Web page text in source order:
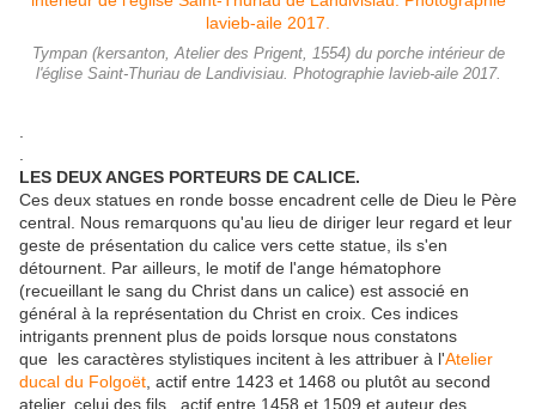
Tympan (kersanton, Atelier des Prigent, 1554) du porche intérieur de
l'église Saint-Thuriau de Landivisiau. Photographie lavieb-aile 2017.
LES DEUX ANGES PORTEURS DE CALICE.
Ces deux statues en ronde bosse encadrent celle de Dieu le Père
central. Nous remarquons qu'au lieu de diriger leur regard et leur
geste de présentation du calice vers cette statue, ils s'en
détournent. Par ailleurs, le motif de l'ange hématophore
(recueillant le sang du Christ dans un calice) est associé en
général à la représentation du Christ en croix. Ces indices
intrigants prennent plus de poids lorsque nous constatons
que les caractères stylistiques incitent à les attribuer à l'Atelier
ducal du Folgoët , actif entre 1423 et 1468 ou plutôt au second
atelier, celui des fils, actif entre 1458 et 1509 et auteur des